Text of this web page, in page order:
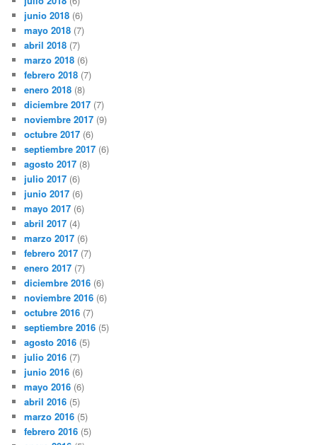
junio 2018 (6)
mayo 2018 (7)
abril 2018 (7)
marzo 2018 (6)
febrero 2018 (7)
enero 2018 (8)
diciembre 2017 (7)
noviembre 2017 (9)
octubre 2017 (6)
septiembre 2017 (6)
agosto 2017 (8)
julio 2017 (6)
junio 2017 (6)
mayo 2017 (6)
abril 2017 (4)
marzo 2017 (6)
febrero 2017 (7)
enero 2017 (7)
diciembre 2016 (6)
noviembre 2016 (6)
octubre 2016 (7)
septiembre 2016 (5)
agosto 2016 (5)
julio 2016 (7)
junio 2016 (6)
mayo 2016 (6)
abril 2016 (5)
marzo 2016 (5)
febrero 2016 (5)